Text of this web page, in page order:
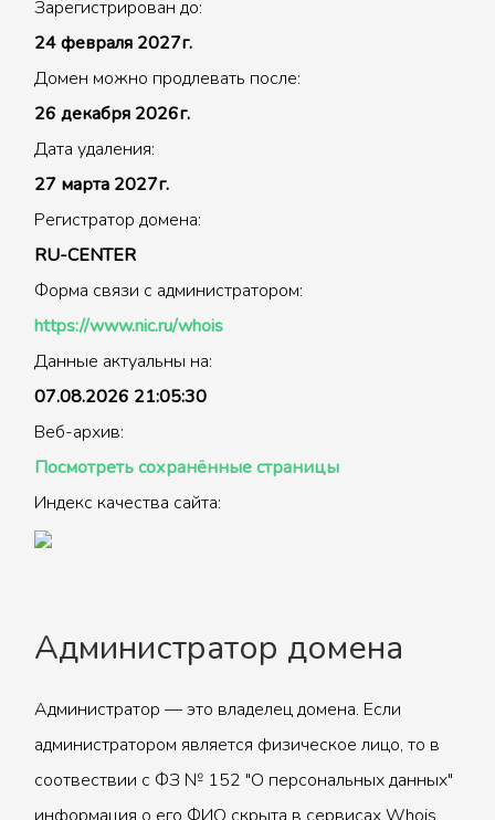
Зарегистрирован до:
24 февраля 2027г.
Домен можно продлевать после:
26 декабря 2026г.
Дата удаления:
27 марта 2027г.
Регистратор домена:
RU-CENTER
Форма связи с администратором:
https://www.nic.ru/whois
Данные актуальны на:
07.08.2026 21:05:30
Веб-архив:
Посмотреть сохранённые страницы
Индекс качества сайта:
Администратор домена
Администратор — это владелец домена. Если
администратором является физическое лицо, то в
соотвествии с ФЗ № 152 "О персональных данных"